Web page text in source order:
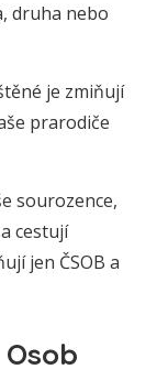
druha nebo
je zmiňují
prarodiče
sourozence,
cestují
jen ČSOB a